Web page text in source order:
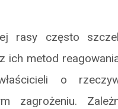
rasy często
ich metod
o
zagrożeniu.